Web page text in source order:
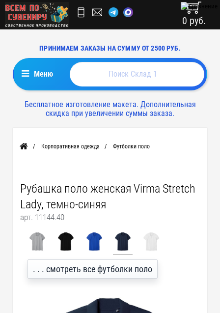
ПРИНИМАЕМ ЗАКАЗЫ НА СУММУ ОТ 2500 РУБ.
0 руб.
Меню
Бесплатное изготовление макета. Дополнительная
скидка при увеличении суммы заказа.
Главная Корпоративная одежда Футболки поло
Рубашка поло женская Virma Stretch
Lady, темно-синяя
арт. 11144.40
. . . смотреть все футболки поло